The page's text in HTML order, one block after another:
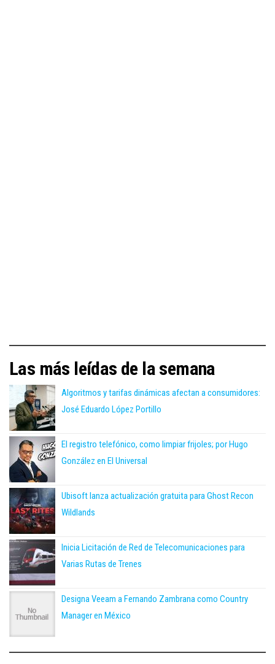
Las más leídas de la semana
Algoritmos y tarifas dinámicas afectan a consumidores:
José Eduardo López Portillo
El registro telefónico, como limpiar frijoles; por Hugo
González en El Universal
Ubisoft lanza actualización gratuita para Ghost Recon
Wildlands
Inicia Licitación de Red de Telecomunicaciones para
Varias Rutas de Trenes
Designa Veeam a Fernando Zambrana como Country
Manager en México